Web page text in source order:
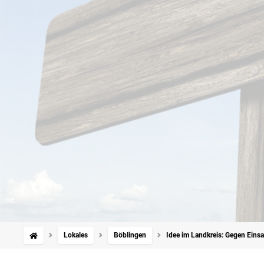
Lokales Böblingen Idee im Landkreis: Gegen